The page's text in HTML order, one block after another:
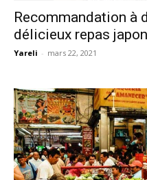
Recommandation à
délicieux repas
Yareli - mars 22, 2021